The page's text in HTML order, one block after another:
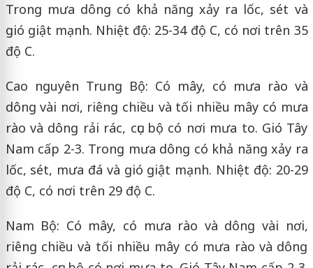
Trong mưa dông có khả năng xảy ra lốc, sét và
gió giật mạnh. Nhiệt độ: 25-34 độ C, có nơi trên 35
độ C.
Cao nguyên Trung Bộ: Có mây, có mưa rào và
dông vài nơi, riêng chiều và tối nhiều mây có mưa
rào và dông rải rác, cục bộ có nơi mưa to. Gió Tây
Nam cấp 2-3. Trong mưa dông có khả năng xảy ra
lốc, sét, mưa đá và gió giật mạnh. Nhiệt độ: 20-29
độ C, có nơi trên 29 độ C.
Nam Bộ: Có mây, có mưa rào và dông vài nơi,
riêng chiều và tối nhiều mây có mưa rào và dông